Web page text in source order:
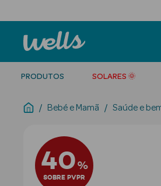
PRODUTOS SOLARES 🌞
Bebé e Mamã Saúde e
40%
SOBRE PVPR